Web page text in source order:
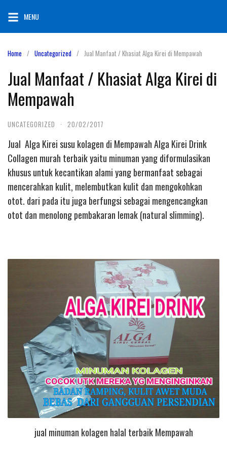
content
MENU
Home Uncategorized Jual Manfaat / Khasiat Alga Kirei di Mempawah
Jual Manfaat / Khasiat Alga Kirei di
Mempawah
UNCATEGORIZED · 20/02/2017
Jual Alga Kirei susu kolagen di Mempawah Alga Kirei Drink
Collagen murah terbaik yaitu minuman yang diformulasikan
khusus untuk kecantikan alami yang bermanfaat sebagai
mencerahkan kulit, melembutkan kulit dan mengokohkan
otot. dari pada itu juga berfungsi sebagai mengencangkan
otot dan menolong pembakaran lemak (natural slimming).
jual minuman kolagen halal terbaik Mempawah